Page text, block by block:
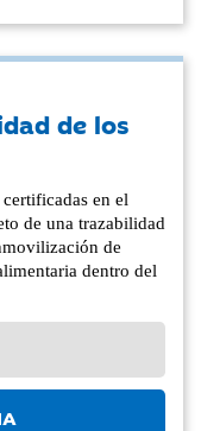
de los
en el
de una trazabilidad
de
dentro del